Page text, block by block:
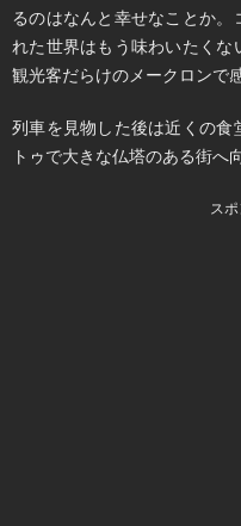
るのはなんと幸せなことか。
れた世界はもう味わいたくな
観光客だらけのメークロンで
列車を見物した後は近くの食
トゥで大きな仏塔のある街へ
ス